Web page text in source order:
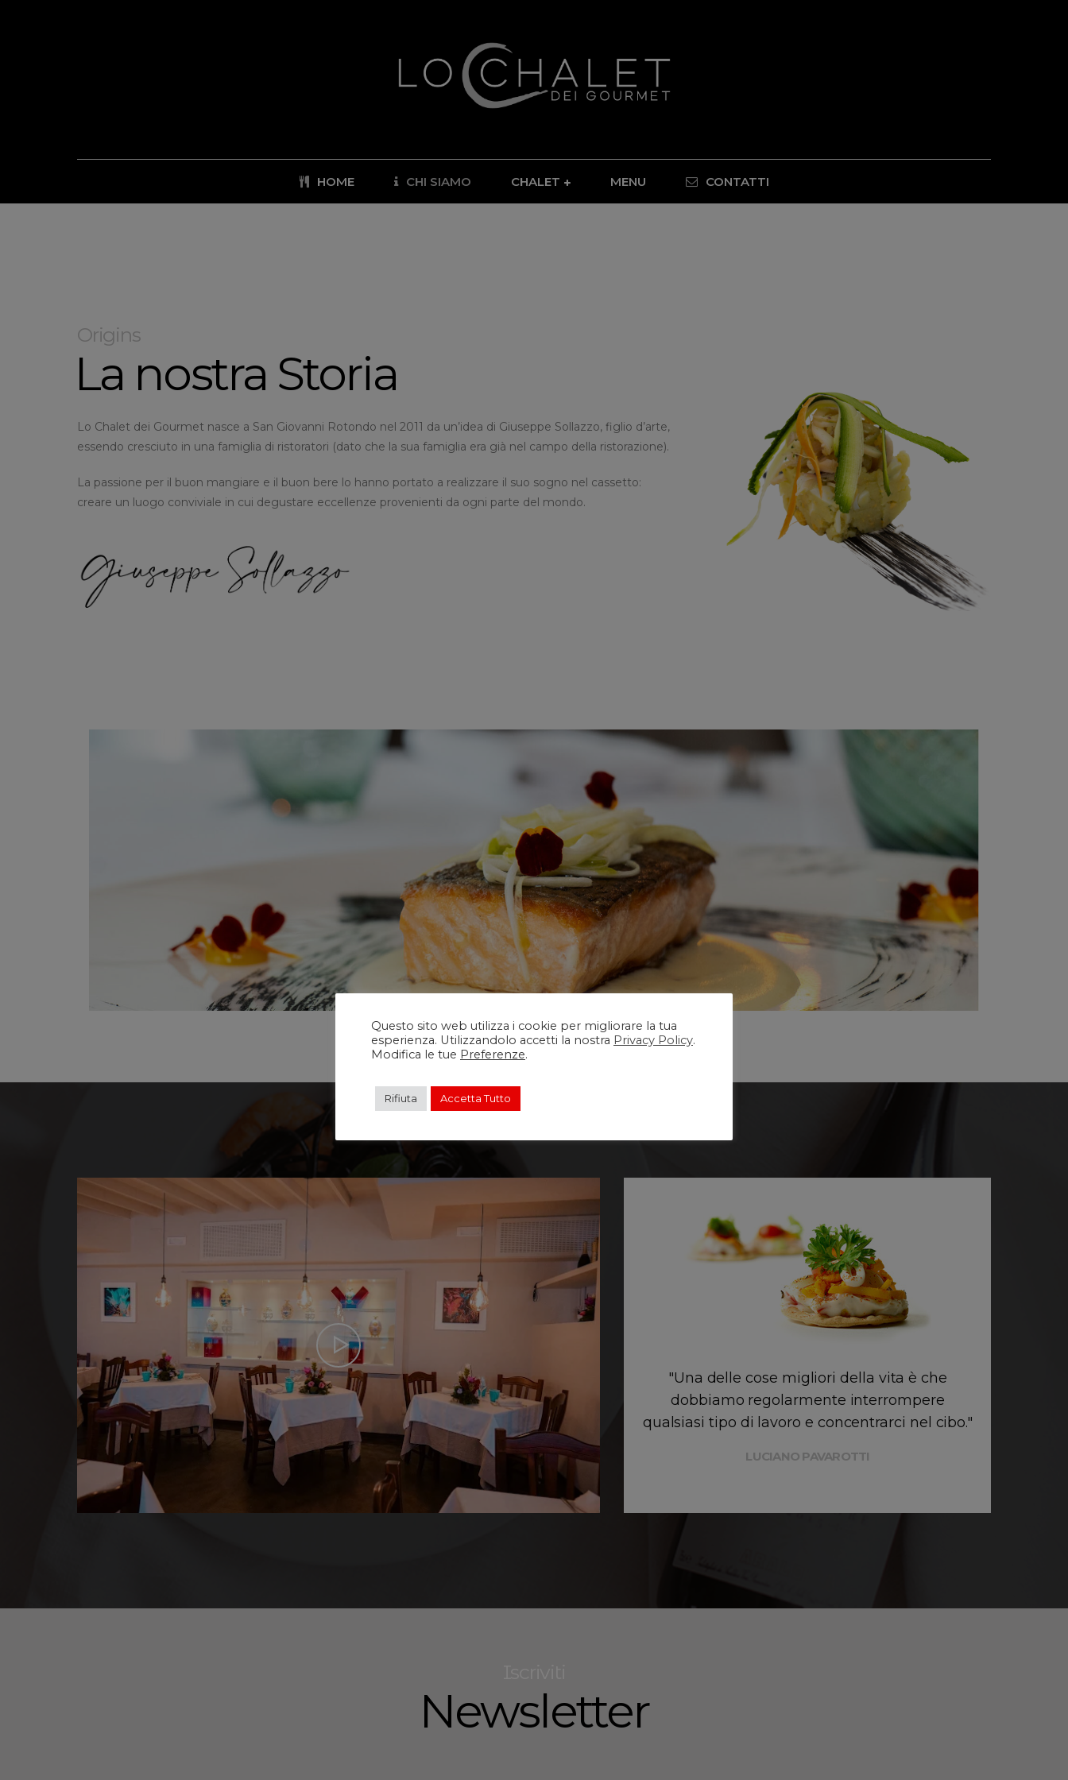
HOME CHI SIAMO CHALET MENU CONTATTI
Origins
La nostra Storia
Lo Chalet dei Gourmet nasce a San Giovanni Rotondo nel 2011 da un’idea di Giuseppe Sollazzo, figlio d’arte,
essendo cresciuto in una famiglia di ristoratori (dato che la sua famiglia era già nel campo della ristorazione).
La passione per il buon mangiare e il buon bere lo hanno portato a realizzare il suo sogno nel cassetto:
creare un luogo conviviale in cui degustare eccellenze provenienti da ogni parte del mondo.
Lo Chalet dei Gourmet
cose migliori della vita è che
regolarmente interrompere
di lavoro e concentrarci nel cibo."
LUCIANO PAVAROTTI
"Una delle cose migliori della vita è che
dobbiamo regolarmente interrompere
qualsiasi tipo di lavoro e concentrarci nel cibo."
LUCIANO PAVAROTTI
"Una delle cose migliori della vita è che
dobbiamo regolarmente interrompere
qualsiasi tipo di lavoro e concentrarci nel cibo."
LUCIANO PAVAROTTI
Newsletter
Questo sito web utilizza i cookie per migliorare la tua
esperienza. Utilizzandolo accetti la nostra Privacy Policy.
Modifica le tue Preferenze.
Rifiuta Accetta Tutto